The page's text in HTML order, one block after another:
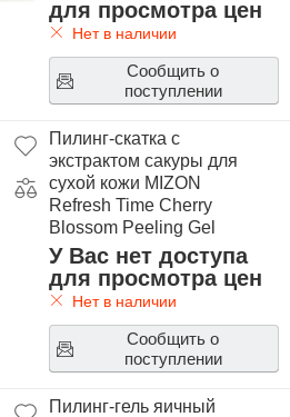
для просмотра цен
Нет в наличии
Сообщить о
поступлении
Пилинг-скатка с
экстрактом сакуры для
сухой кожи MIZON
Refresh Time Cherry
Blossom Peeling Gel
У Вас нет доступа
для просмотра цен
Нет в наличии
Сообщить о
поступлении
Пилинг-гель яичный